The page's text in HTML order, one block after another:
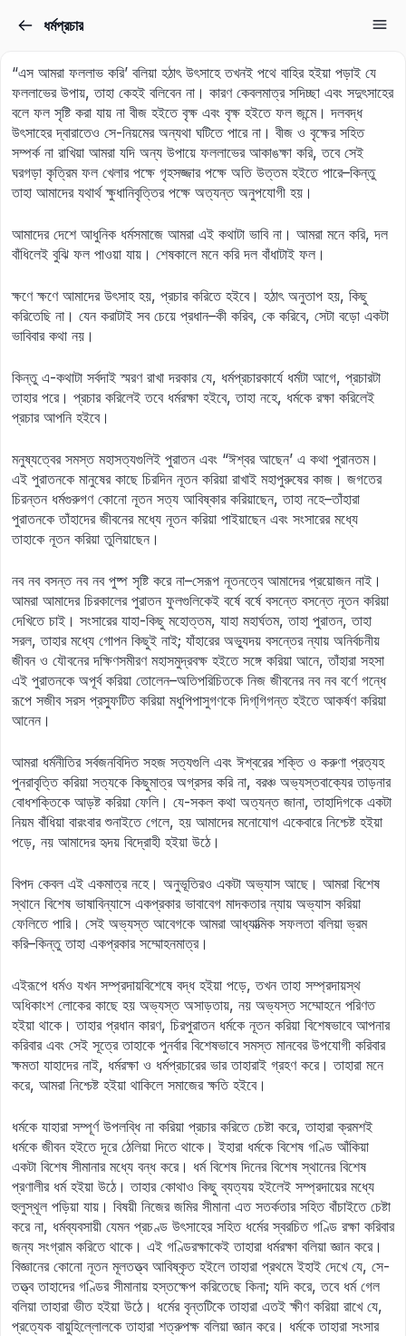
ধর্মপ্রচার
“এস আমরা ফললাভ করি’ বলিয়া হঠাৎ উৎসাহে তখনই পথে বাহির হইয়া পড়াই যে
ফললাভের উপায়, তাহা কেহই বলিবেন না। কারণ কেবলমাত্র সদিচ্ছা এবং সদুৎসাহের
বলে ফল সৃষ্টি করা যায় না বীজ হইতে বৃক্ষ এবং বৃক্ষ হইতে ফল জন্মে। দলবদ্ধ
উৎসাহের দ্বারাতেও সে-নিয়মের অন্যথা ঘটিতে পারে না। বীজ ও বৃক্ষের সহিত
সম্পর্ক না রাখিয়া আমরা যদি অন্য উপায়ে ফললাভের আকাঙক্ষা করি, তবে সেই
ঘরগড়া কৃত্রিম ফল খেলার পক্ষে গৃহসজ্জার পক্ষে অতি উত্তম হইতে পারে–কিন্তু
তাহা আমাদের যথার্থ ক্ষুধানিবৃত্তির পক্ষে অত্যন্ত অনুপযোগী হয়।
আমাদের দেশে আধুনিক ধর্মসমাজে আমরা এই কথাটা ভাবি না। আমরা মনে করি, দল
বাঁধিলেই বুঝি ফল পাওয়া যায়। শেষকালে মনে করি দল বাঁধাটাই ফল।
ক্ষণে ক্ষণে আমাদের উৎসাহ হয়, প্রচার করিতে হইবে। হঠাৎ অনুতাপ হয়, কিছু
করিতেছি না। যেন করাটাই সব চেয়ে প্রধান–কী করিব, কে করিবে, সেটা বড়ো একটা
ভাবিবার কথা নয়।
কিন্তু এ-কথাটা সর্বদাই স্মরণ রাখা দরকার যে, ধর্মপ্রচারকার্যে ধর্মটা আগে, প্রচারটা
তাহার পরে। প্রচার করিলেই তবে ধর্মরক্ষা হইবে, তাহা নহে, ধর্মকে রক্ষা করিলেই
প্রচার আপনি হইবে।
মনুষ্যত্বের সমস্ত মহাসত্যগুলিই পুরাতন এবং “ঈশ্বর আছেন’ এ কথা পুরানতম।
এই পুরাতনকে মানুষের কাছে চিরদিন নূতন করিয়া রাখাই মহাপুরুষের কাজ। জগতের
চিরন্তন ধর্মগুরুগণ কোনো নূতন সত্য আবিষ্কার করিয়াছেন, তাহা নহে–তাঁহারা
পুরাতনকে তাঁহাদের জীবনের মধ্যে নূতন করিয়া পাইয়াছেন এবং সংসারের মধ্যে
তাহাকে নূতন করিয়া তুলিয়াছেন।
নব নব বসন্ত নব নব পুষ্প সৃষ্টি করে না–সেরূপ নূতনত্বে আমাদের প্রয়োজন নাই।
আমরা আমাদের চিরকালের পুরাতন ফুলগুলিকেই বর্ষে বর্ষে বসন্তে বসন্তে নূতন করিয়া
দেখিতে চাই। সংসারের যাহা-কিছু মহোত্তম, যাহা মহার্ঘতম, তাহা পুরাতন, তাহা
সরল, তাহার মধ্যে গোপন কিছুই নাই; যাঁহারের অভ্যুদয় বসন্তের ন্যায় অনির্বচনীয়
জীবন ও যৌবনের দক্ষিণসমীরণ মহাসমুদ্রবক্ষ হইতে সঙ্গে করিয়া আনে, তাঁহারা সহসা
এই পুরাতনকে অপূর্ব করিয়া তোলেন–অতিপরিচিতকে নিজ জীবনের নব নব বর্ণে গন্ধে
রূপে সজীব সরস প্রস্ফুটিত করিয়া মধুপিপাসুগণকে দিগ্‌গিগন্ত হইতে আকর্ষণ করিয়া
আনেন।
আমরা ধর্মনীতির সর্বজনবিদিত সহজ সত্যগুলি এবং ঈশ্বরের শক্তি ও করুণা প্রত্যহ
পুনরাবৃত্তি করিয়া সত্যকে কিছুমাত্র অগ্রসর করি না, বরঞ্চ অভ্যস্তবাক্যের তাড়নার
বোধশক্তিকে আড়ষ্ট করিয়া ফেলি। যে-সকল কথা অত্যন্ত জানা, তাহাদিগকে একটা
নিয়ম বাঁধিয়া বারংবার শুনাইতে গেলে, হয় আমাদের মনোযোগ একেবারে নিশ্চেষ্ট হইয়া
পড়ে, নয় আমাদের হৃদয় বিদ্রোহী হইয়া উঠে।
বিপদ কেবল এই একমাত্র নহে। অনুভূতিরও একটা অভ্যাস আছে। আমরা বিশেষ
স্থানে বিশেষ ভাষাবিন্যাসে একপ্রকার ভাবাবেগ মাদকতার ন্যায় অভ্যাস করিয়া
ফেলিতে পারি। সেই অভ্যস্ত আবেগকে আমরা আধ্যাত্মিক সফলতা বলিয়া ভ্রম
করি–কিন্তু তাহা একপ্রকার সম্মোহনমাত্র।
এইরূপে ধর্মও যখন সম্প্রদায়বিশেষে বদ্ধ হইয়া পড়ে, তখন তাহা সম্প্রদায়স্থ
অধিকাংশ লোকের কাছে হয় অভ্যস্ত অসাড়তায়, নয় অভ্যস্ত সম্মোহনে পরিণত
হইয়া থাকে। তাহার প্রধান কারণ, চিরপুরাতন ধর্মকে নূতন করিয়া বিশেষভাবে আপনার
করিবার এবং সেই সূত্রে তাহাকে পুনর্বার বিশেষভাবে সমস্ত মানবের উপযোগী করিবার
ক্ষমতা যাহাদের নাই, ধর্মরক্ষা ও ধর্মপ্রচারের ভার তাহারাই গ্রহণ করে। তাহারা মনে
করে, আমরা নিশ্চেষ্ট হইয়া থাকিলে সমাজের ক্ষতি হইবে।
ধর্মকে যাহারা সম্পূর্ণ উপলব্ধি না করিয়া প্রচার করিতে চেষ্টা করে, তাহারা ক্রমশই
ধর্মকে জীবন হইতে দূরে ঠেলিয়া দিতে থাকে। ইহারা ধর্মকে বিশেষ গণ্ডি আঁকিয়া
একটা বিশেষ সীমানার মধ্যে বন্ধ করে। ধর্ম বিশেষ দিনের বিশেষ স্থানের বিশেষ
প্রণালীর ধর্ম হইয়া উঠে। তাহার কোথাও কিছু ব্যত্যয় হইলেই সম্প্রদায়ের মধ্যে
হুলুস্থূল পড়িয়া যায়। বিষয়ী নিজের জমির সীমানা এত সতর্কতার সহিত বাঁচাইতে চেষ্টা
করে না, ধর্মব্যবসায়ী যেমন প্রচণ্ড উৎসাহের সহিত ধর্মের স্বরচিত গণ্ডি রক্ষা করিবার
জন্য সংগ্রাম করিতে থাকে। এই গণ্ডিরক্ষাকেই তাহারা ধর্মরক্ষা বলিয়া জ্ঞান করে।
বিজ্ঞানের কোনো নূতন মূলতত্ত্ব আবিষ্কৃত হইলে তাহারা প্রথমে ইহাই দেখে যে, সে-
তত্ত্ব তাহাদের গণ্ডির সীমানায় হস্তক্ষেপ করিতেছে কিনা; যদি করে, তবে ধর্ম গেল
বলিয়া তাহারা ভীত হইয়া উঠে। ধর্মের বৃন্তটিকে তাহারা এতই ক্ষীণ করিয়া রাখে যে,
প্রত্যেক বায়ুহিল্লোলকে তাহারা শত্রুপক্ষ বলিয়া জ্ঞান করে। ধর্মকে তাহারা সংসার
Sign in
Don’t have an account?Sign up
Remember me Lost your password?